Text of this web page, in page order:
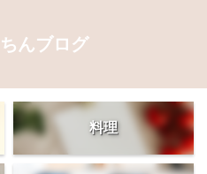
んブログ
料理